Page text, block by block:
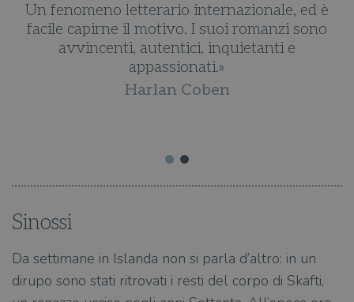
Un fenomeno letterario internazionale, ed è
facile capirne il motivo. I suoi romanzi sono
avvincenti, autentici, inquietanti e
appassionati.»
Harlan Coben
Sinossi
Da settimane in Islanda non si parla d’altro: in un
dirupo sono stati ritrovati i resti del corpo di Skafti,